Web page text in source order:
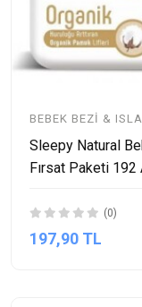
BEBEK BEZI &
Sleepy Natural
Fırsat Paketi 192
(0)
197,90 TL